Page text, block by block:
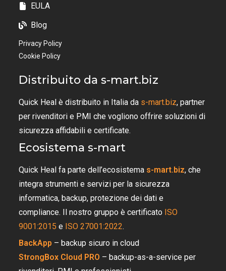
EULA
Blog
Privacy Policy
Cookie Policy
Distribuito da s-mart.biz
Quick Heal è distribuito in Italia da s-mart.biz, partner
per rivenditori e PMI che vogliono offrire soluzioni di
sicurezza affidabili e certificate.
Ecosistema s-mart
Quick Heal fa parte dell’ecosistema s-mart.biz, che
integra strumenti e servizi per la sicurezza
informatica, backup, protezione dei dati e
compliance. Il nostro gruppo è certificato ISO
9001:2015 e ISO 27001:2022.
BackApp – backup sicuro in cloud
StrongBox Cloud PRO – backup-as-a-service per